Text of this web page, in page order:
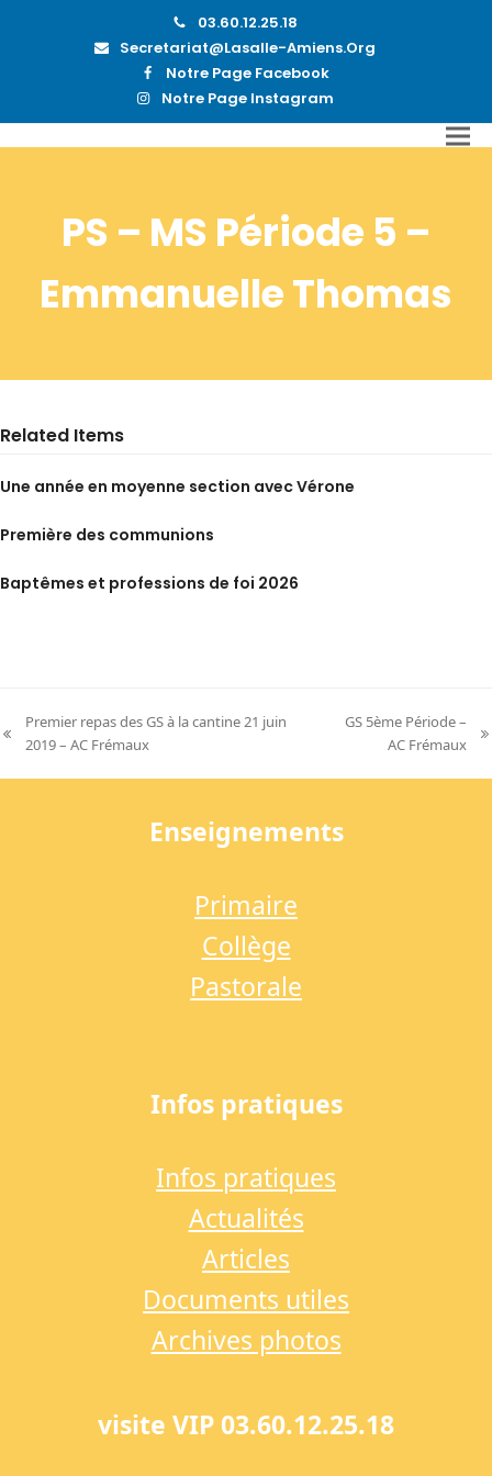
03.60.12.25.18
Secretariat@lasalle-Amiens.org
Notre Page Facebook
Notre Page Instagram
PS – MS Période 5 –
Emmanuelle Thomas
Related Items
Une année en moyenne section avec Vérone
Première des communions
Baptêmes et professions de foi 2026
previous
Premier repas des GS à la cantine 21 juin
2019 – AC Frémaux
GS 5ème Période –
AC Frémaux
Enseignements
Primaire
Collège
Pastorale
Infos pratiques
Infos pratiques
Actualités
Articles
Documents utiles
Archives photos
visite VIP 03.60.12.25.18